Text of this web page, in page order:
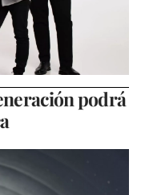
podrá